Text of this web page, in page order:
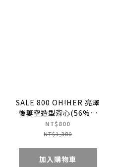
SALE 800 OH!HER 亮澤
後簍空造型背心(56%天
絲)
NT$800
NT$1,380
加入購物車